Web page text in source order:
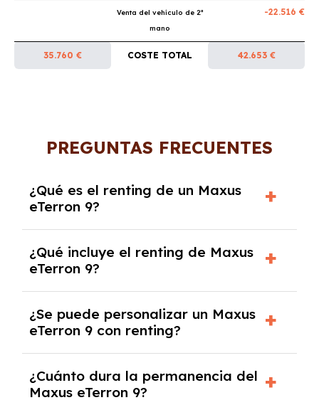
Venta del vehículo de 2ª
mano
-22.516 €
35.760 € COSTE TOTAL 42.653 €
PREGUNTAS FRECUENTES
¿Qué es el renting de un Maxus
eTerron 9?
contrato de alquiler a largo plazo en el que
pagas una cuota mensual fija por el uso del
coche durante un periodo determinado,
generalmente entre 2 y 5 años.
¿Qué incluye el renting de Maxus
eTerron 9?
seguro a todo riesgo, mantenimiento,
reparaciones, impuestos, asistencia en
carretera y gestión de la documentación.
¿Se puede personalizar un Maxus
eTerron 9 con renting?
opciones y equipamiento adicional, siempre y
cuando lo pactes con la empresa de renting.
¿Cuánto dura la permanencia del
Maxus eTerron 9?